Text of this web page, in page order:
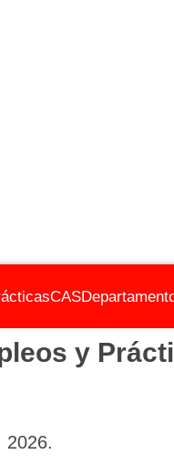
CAS
y
2026.